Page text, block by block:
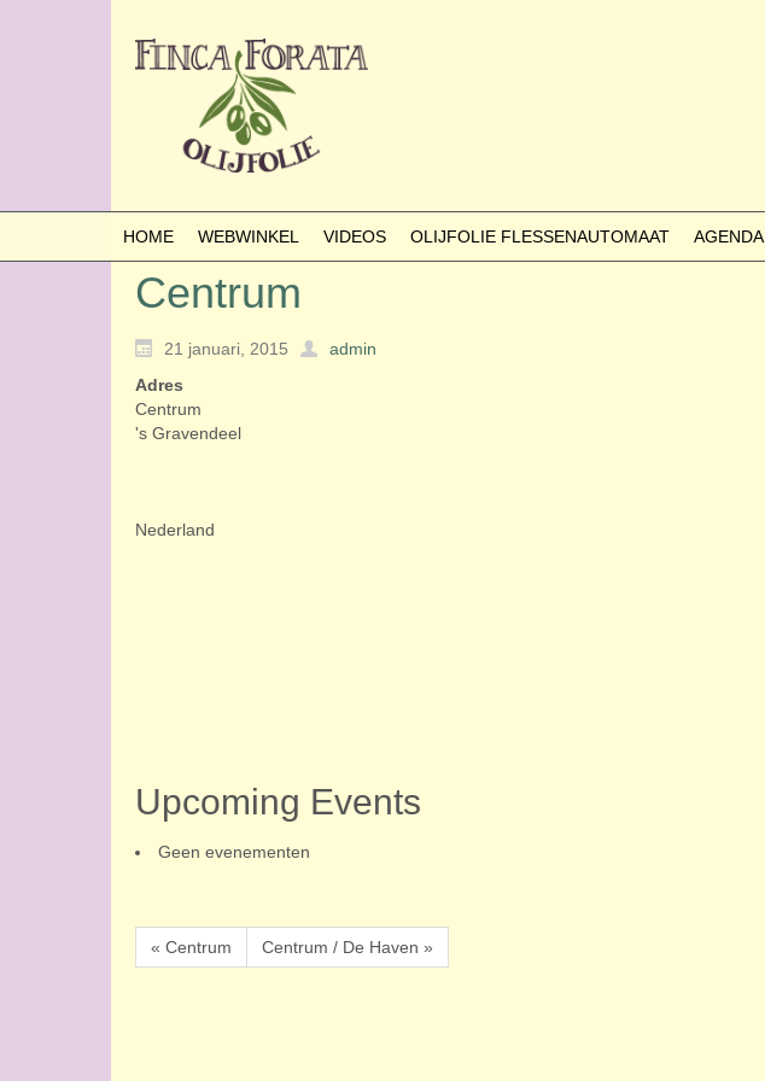
HOME WEBWINKEL VIDEOS OLIJFOLIE FLESSENAUTOMAAT AGENDA
Centrum
21 januari, 2015 admin
Adres
Centrum
's Gravendeel
Nederland
Upcoming Events
Geen evenementen
« Centrum Centrum / De Haven »